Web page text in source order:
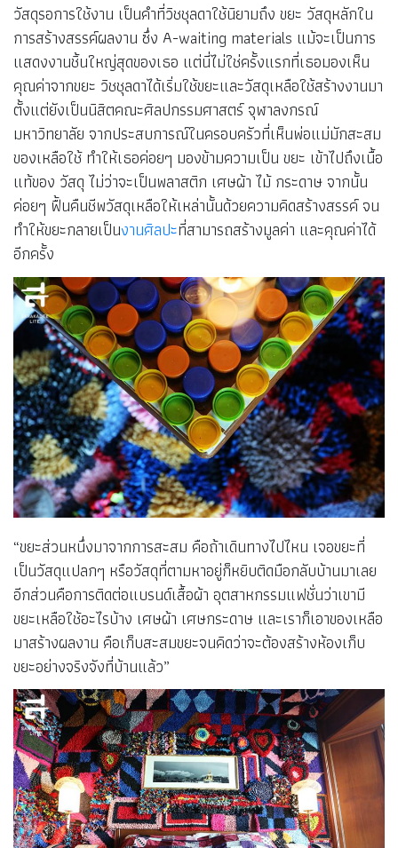
วัสดุรอการใช้งาน เป็นคำที่วิชชุลดาใช้นิยามถึง ขยะ วัสดุหลักใน
การสร้างสรรค์ผลงาน ซึ่ง A-waiting materials แม้จะเป็นการ
แสดงงานชิ้นใหญ่สุดของเธอ แต่นี่ไม่ใช่ครั้งแรกที่เธอมองเห็น
คุณค่าจากขยะ วิชชุลดาได้เริ่มใช้ขยะและวัสดุเหลือใช้สร้างงานมา
ตั้งแต่ยังเป็นนิสิตคณะศิลปกรรมศาสตร์ จุฬาลงกรณ์
มหาวิทยาลัย จากประสบการณ์ในครอบครัวที่เห็นพ่อแม่มักสะสม
ของเหลือใช้ ทำให้เธอค่อยๆ มองข้ามความเป็น ขยะ เข้าไปถึงเนื้อ
แท้ของ วัสดุ ไม่ว่าจะเป็นพลาสติก เศษผ้า ไม้ กระดาษ จากนั้น
ค่อยๆ ฟื้นคืนชีพวัสดุเหลือให้เหล่านั้นด้วยความคิดสร้างสรรค์ จน
ทำให้ขยะกลายเป็นงานศิลปะที่สามารถสร้างมูลค่า และคุณค่าได้
อีกครั้ง
“ขยะส่วนหนึ่งมาจากการสะสม คือถ้าเดินทางไปไหน เจอขยะที่
เป็นวัสดุแปลกๆ หรือวัสดุที่ตามหาอยู่ก็หยิบติดมือกลับบ้านมาเลย
อีกส่วนคือการติดต่อแบรนด์เสื้อผ้า อุตสาหกรรมแฟชั่นว่าเขามี
ขยะเหลือใช้อะไรบ้าง เศษผ้า เศษกระดาษ และเราก็เอาของเหลือ
มาสร้างผลงาน คือเก็บสะสมขยะจนคิดว่าจะต้องสร้างห้องเก็บ
ขยะอย่างจริงจังที่บ้านแล้ว”